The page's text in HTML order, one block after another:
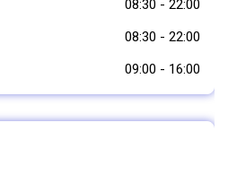
08:30 - 22:00
08:30 - 22:00
09:00 - 16:00